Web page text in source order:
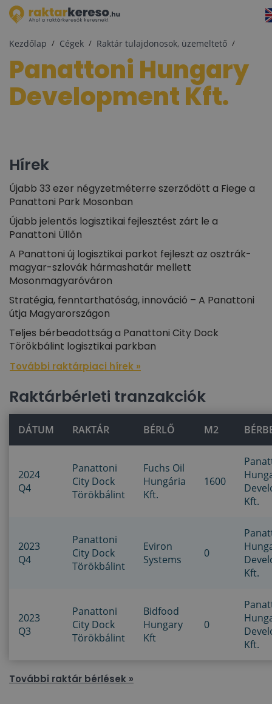
Kezdőlap Cégek Raktár tulajdonosok, üzemeltető
Panattoni Hungary
Development Kft.
Hírek
Újabb 33 ezer négyzetméterre szerződött a Fiege a
Panattoni Park Mosonban
Újabb jelentős logisztikai fejlesztést zárt le a
Panattoni Üllőn
A Panattoni új logisztikai parkot fejleszt az osztrák-
magyar-szlovák hármashatár mellett
Mosonmagyaróváron
Stratégia, fenntarthatóság, innováció – A Panattoni
útja Magyarországon
Teljes bérbeadottság a Panattoni City Dock
Törökbálint logisztikai parkban
További raktárpiaci hírek »
Raktárbérleti tranzakciók
DÁTUM RAKTÁR BÉRLŐ M2
2024
Q4
Panattoni
City Dock
Törökbálint
Fuchs Oil
Hungária
Kft.
1600
Kft.
2023
Q4
Panattoni
City Dock
Törökbálint
Eviron
Systems
0
Kft.
2023
Q3
Panattoni
City Dock
Törökbálint
Bidfood
Hungary
Kft
0
Kft.
További raktár bérlések »